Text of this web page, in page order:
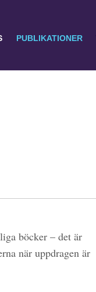
PUBLIKATIONER
böcker – det är
när uppdragen är